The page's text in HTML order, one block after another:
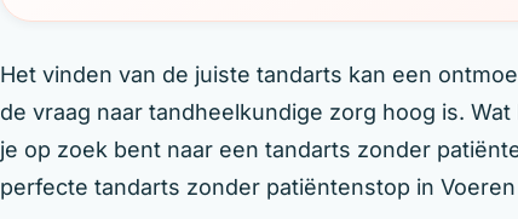
Het vinden van de juiste tandarts kan een
de vraag naar tandheelkundige zorg hoog is.
je op zoek bent naar een tandarts zonder
perfecte tandarts zonder patiëntenstop in